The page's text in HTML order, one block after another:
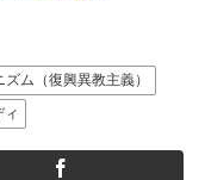
ム（復興異教主義）
ィ